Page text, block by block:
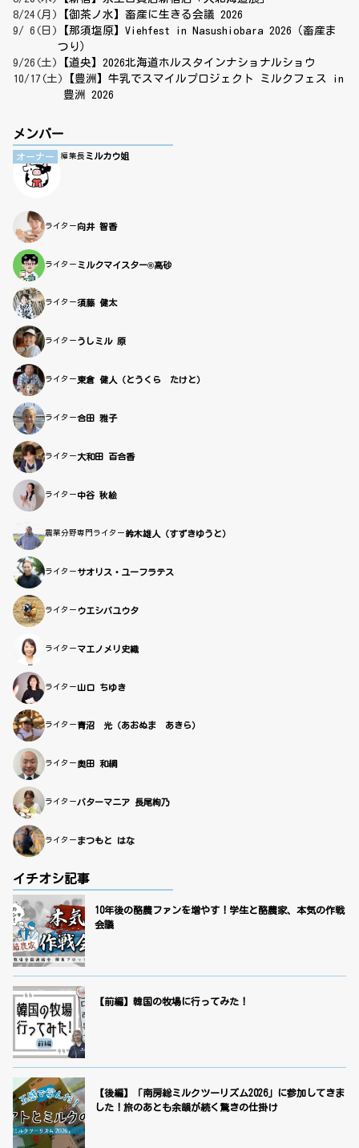
8/24(月)
【御茶ノ水】畜産に生きる会議 2026
9/ 6(日)
【那須塩原】Viehfest in Nasushiobara 2026（畜産ま
つり）
9/26(土)
【道央】2026北海道ホルスタインナショナルショウ
10/17(土)
【豊洲】牛乳でスマイルプロジェクト ミルクフェス in
豊洲 2026
メンバー
オーナー 編集長 ミルカウ姐
ライター 向井 智香
ライター ミルクマイスター®高砂
ライター須藤 健太
ライター うしミル 原
ライター 東倉 健人（とうくら たけと）
ライター合田 雅子
ライター 大和田 百合香
ライター 中谷 秋絵
農業分野専門ライター 鈴木雄人（すずきゆうと）
ライター サオリス・ユーフラテス
ライター ウエシバユウタ
ライター マエノメリ史織
ライター 山口 ちゆき
ライター 青沼 光（あおぬま あきら）
ライター 奥田 和綱
ライターバターマニア 長尾絢乃
ライター まつもと はな
イチオシ記事
10年後の酪農ファンを増やす！学生と酪農家、本気の作戦
会議
【前編】韓国の牧場に行ってみた！
【後編】「南房総ミルクツーリズム2026」に参加してきま
した！旅のあとも余韻が続く驚きの仕掛け